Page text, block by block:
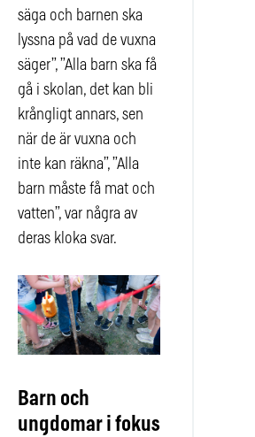
säga och barnen ska
lyssna på vad de vuxna
säger”, ”Alla barn ska få
gå i skolan, det kan bli
krångligt annars, sen
när de är vuxna och
inte kan räkna”, ”Alla
barn måste få mat och
vatten”, var några av
deras kloka svar.
Barn och
ungdomar i fokus